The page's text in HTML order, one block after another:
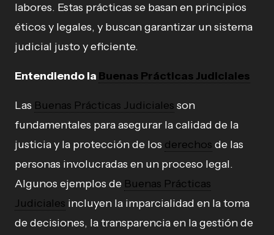
labores. Estas prácticas se basan en principios
éticos y legales, y buscan garantizar un sistema
judicial justo y eficiente.
Entendiendo la Buenas Prácticas Judiciales
Las Buenas Prácticas Judiciales son
fundamentales para asegurar la calidad de la
justicia y la protección de los derechos de las
personas involucradas en un proceso legal.
Algunos ejemplos de Buenas Prácticas
Judiciales incluyen la imparcialidad en la toma
de decisiones, la transparencia en la gestión de